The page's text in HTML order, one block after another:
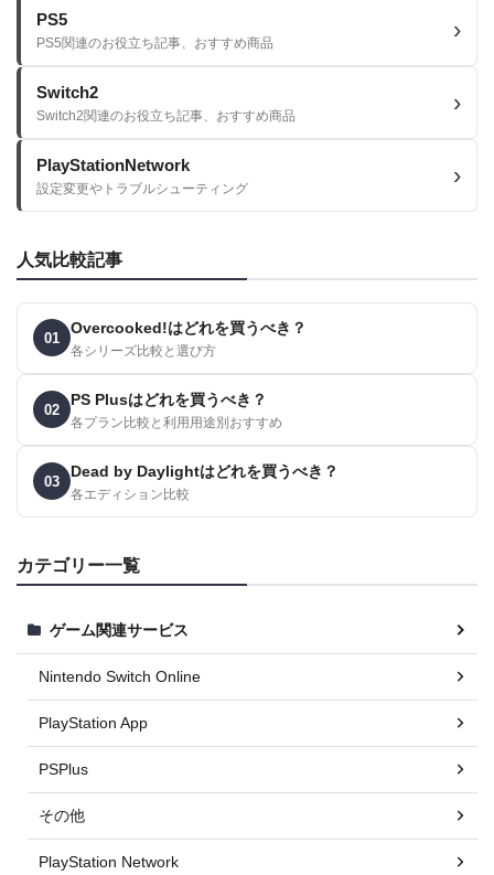
PS5
PS5関連のお役立ち記事、おすすめ商品
Switch2
Switch2関連のお役立ち記事、おすすめ商品
PlayStationNetwork
設定変更やトラブルシューティング
人気比較記事
01
Overcooked!はどれを買うべき？
各シリーズ比較と選び方
02
PS Plusはどれを買うべき？
各プラン比較と利用用途別おすすめ
03
Dead by Daylightはどれを買うべき？
各エディション比較
カテゴリー一覧
ゲーム関連サービス
Nintendo Switch Online
PlayStation App
PSPlus
その他
PlayStation Network